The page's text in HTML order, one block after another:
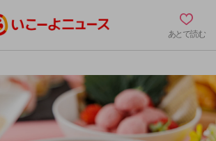
あとで読む